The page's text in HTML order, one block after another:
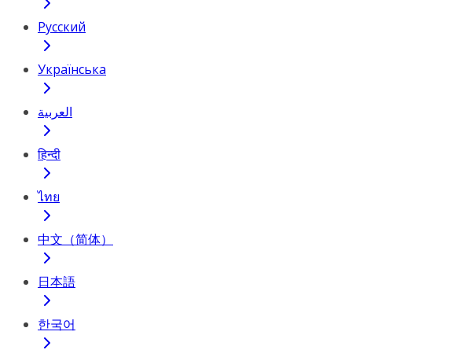
Русский
Українська
العربية
हिन्दी
ไทย
中文（简体）
日本語
한국어